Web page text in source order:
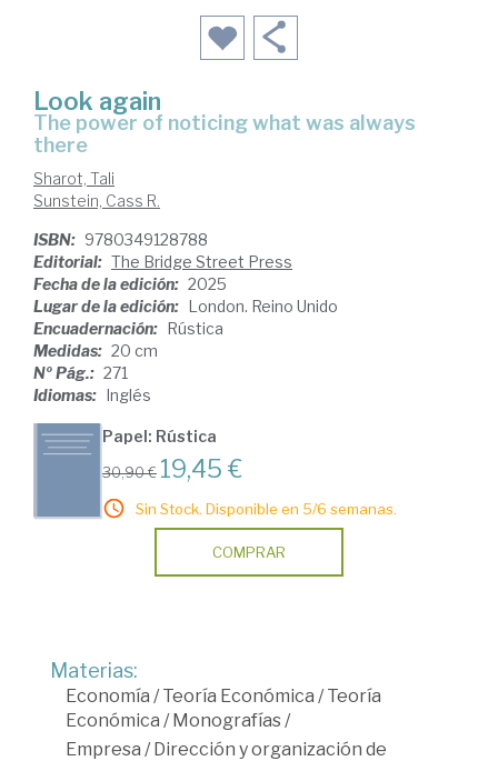
Look again
the power of noticing what was always
there
Sharot, Tali
Sunstein, Cass R.
ISBN: 9780349128788
Editorial: The Bridge Street Press
Fecha de la edición: 2025
Lugar de la edición: London. Reino Unido
Encuadernación: Rústica
Medidas: 20 cm
Nº Pág.: 271
Idiomas: Inglés
Papel: Rústica
30,90 € 19,45 €
Sin Stock. Disponible en 5/6 semanas.
COMPRAR
Materias:
Economía /Teoría Económica /Teoría
Económica /Monografías /
Empresa /Dirección y organización de